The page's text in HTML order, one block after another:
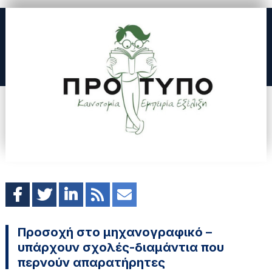
Προσοχή στο μηχανογραφικό –
υπάρχουν σχολές-διαμάντια που
περνούν απαρατήρητες